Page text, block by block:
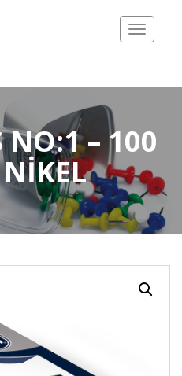
Toggle
NO:1 – 100